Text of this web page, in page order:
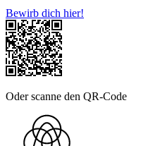
Bewirb dich hier!
Oder scanne den QR-Code